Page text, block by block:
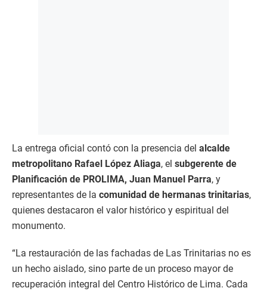
La entrega oficial contó con la presencia del alcalde
metropolitano Rafael López Aliaga, el subgerente de
Planificación de PROLIMA, Juan Manuel Parra, y
representantes de la comunidad de hermanas trinitarias,
quienes destacaron el valor histórico y espiritual del
monumento.
“La restauración de las fachadas de Las Trinitarias no es
un hecho aislado, sino parte de un proceso mayor de
recuperación integral del Centro Histórico de Lima. Cada